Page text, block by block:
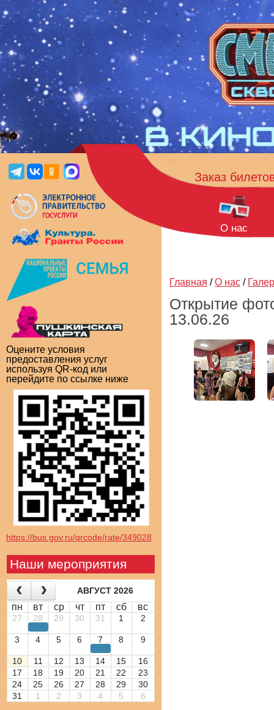
Оцените условия
предоставления услуг
используя QR-код или
перейдите по ссылке ниже
https://bus.gov.ru/qrcode/rate/349028
Наши мероприятия
АВГУСТ 2026
пн вт ср чт пт сб вс
27 28 29 30 31 1 2
3 4 5 6 7 8 9
10 11 12 13 14 15
16
17
18 19 20 21 22
23
24
25 26 27 28 29
30
31
1 2 3 4 5 6
Заказ
О нас
Главная / О нас /
Открытие
13.06.26